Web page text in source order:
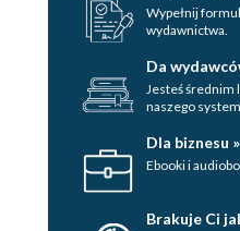
Wypełnij
wydawnictwa.
Da
Jesteś średnim
naszego
Dla biznesu »
Ebooki i
Brakuje Ci